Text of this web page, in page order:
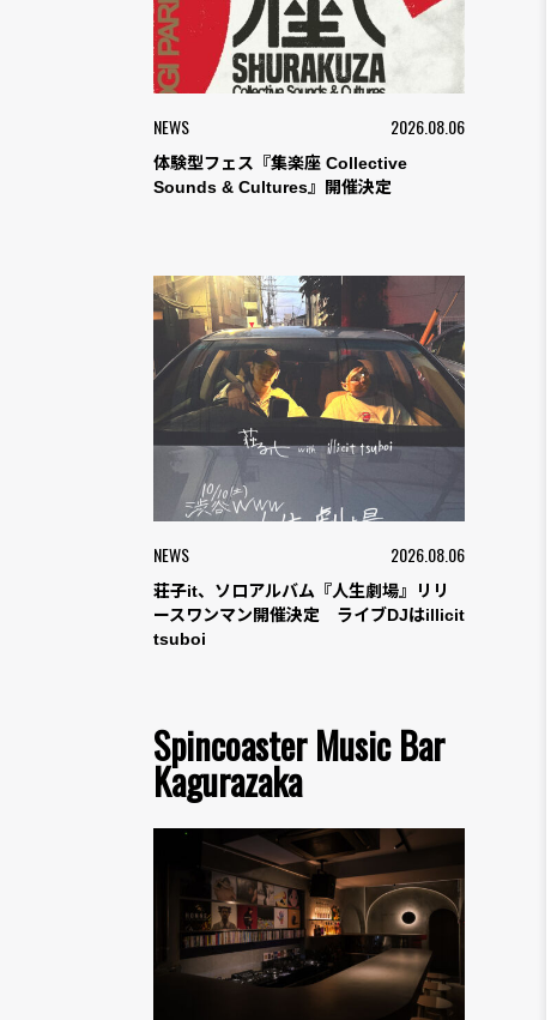
NEWS 2026.08.06
体験型フェス『集楽座 Collective
Sounds & Cultures』開催決定
NEWS 2026.08.06
荘子it、ソロアルバム『人生劇場』リリ
ースワンマン開催決定 ライブDJはillicit
tsuboi
Spincoaster Music Bar
Kagurazaka